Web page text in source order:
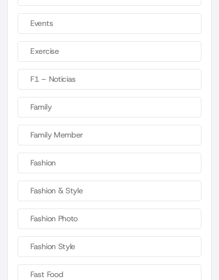
Events
Exercise
F1 – Noticias
Family
Family Member
Fashion
Fashion & Style
Fashion Photo
Fashion Style
Fast Food